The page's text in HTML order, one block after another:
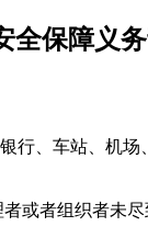
全保障义
行、车站、机
或者组织者未